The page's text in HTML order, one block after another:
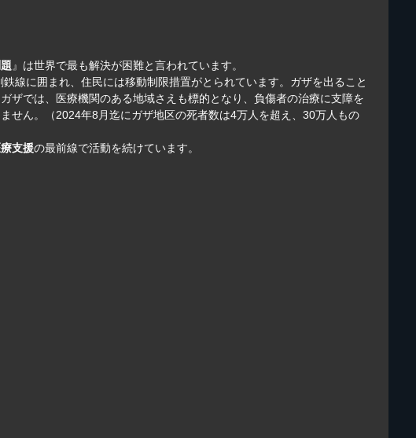
』は世界で最も解決が困難と言われています。
線に囲まれ、住民には移動制限措置がとられています。ガザを出ること
ザでは、医療機関のある地域さえも標的となり、負傷者の治療に支障を
せん。（2024年8月迄にガザ地区の死者数は4万人を超え、30万人もの
支援の最前線で活動を続けています。